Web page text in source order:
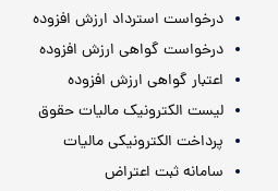
درخواست استرداد ارزش افزوده
درخواست گواهی ارزش افزوده
اعتبار گواهی ارزش افزوده
لیست الکترونیک مالیات حقوق
پرداخت الکترونیکی مالیات
سامانه ثبت اعتراض